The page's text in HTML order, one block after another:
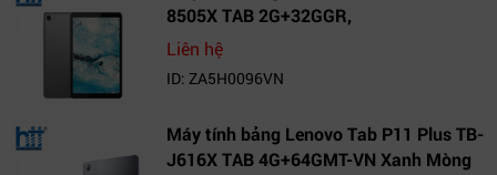
8505X TAB 2G+32GGR,
VN_ZA5H0096VN
Liên hệ
ID: ZA5H0096VN
Máy tính bảng Lenovo Tab P11 Plus TB-
J616X TAB 4G+64GMT-VN Xanh Mòng